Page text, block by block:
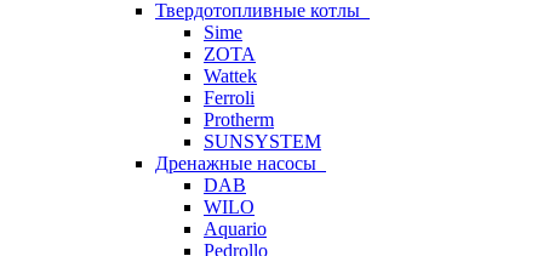
Твердотопливные котлы
Sime
ZOTA
Wattek
Ferroli
Protherm
SUNSYSTEM
Дренажные насосы
DAB
WILO
Aquario
Pedrollo